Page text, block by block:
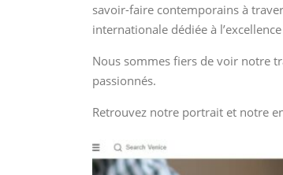
savoir-faire contemporains à
internationale dédiée à
Nous sommes fiers de voir notre
passionnés.
Retrouvez notre portrait et notre